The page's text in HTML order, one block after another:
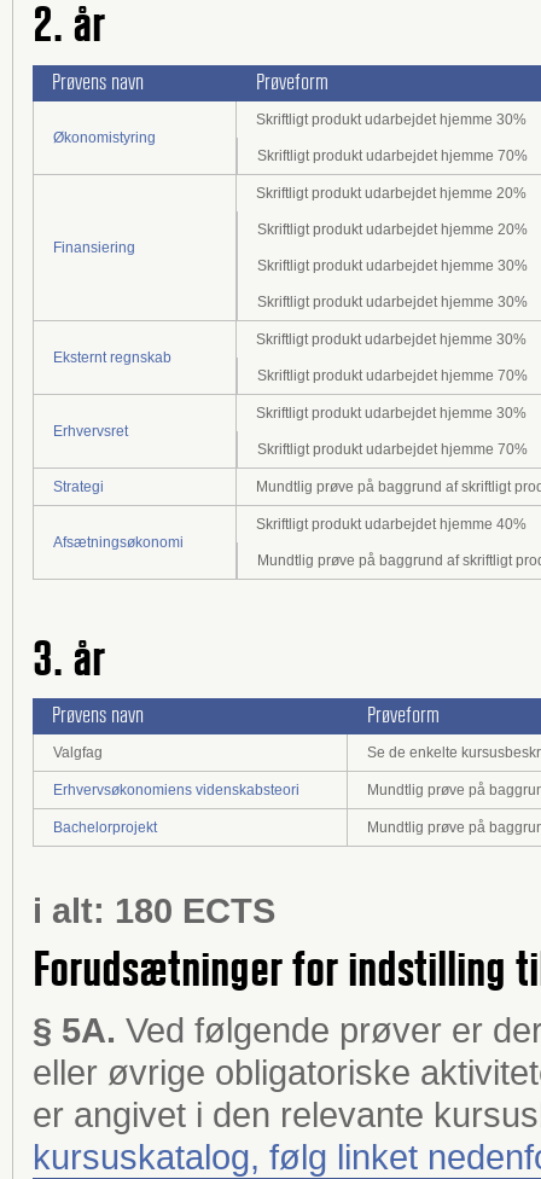
2. år
Prøvens navn Prøveform
Økonomistyring
Skriftligt produkt udarbejdet hjemme 30%
Skriftligt produkt udarbejdet hjemme 70%
Finansiering
Skriftligt produkt udarbejdet hjemme 20%
Skriftligt produkt udarbejdet hjemme 20%
Skriftligt produkt udarbejdet hjemme 30%
Skriftligt produkt udarbejdet hjemme 30%
Eksternt regnskab
Skriftligt produkt udarbejdet hjemme 30%
Skriftligt produkt udarbejdet hjemme 70%
Erhvervsret
Skriftligt produkt udarbejdet hjemme 30%
Skriftligt produkt udarbejdet hjemme 70%
Strategi Mundtlig prøve på baggrund af skriftligt
Afsætningsøkonomi
Skriftligt produkt udarbejdet hjemme 40%
Mundtlig prøve på baggrund af skriftligt
3. år
Prøvens navn Prøveform
Valgfag Se de enkelte
Erhvervsøkonomiens videnskabsteori Mundtlig prøve på
Bachelorprojekt Mundtlig prøve på
i alt: 180 ECTS
Forudsætninger for indstilling
§ 5A. Ved følgende prøver er
eller øvrige obligatoriske
er angivet i den relevante
kursuskatalog, følg linket